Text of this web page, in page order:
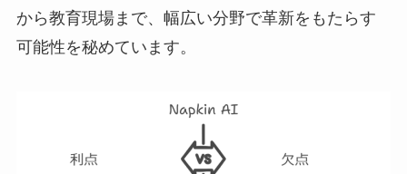
から教育現場まで、幅広い分野で革新をもたらす
可能性を秘めています。